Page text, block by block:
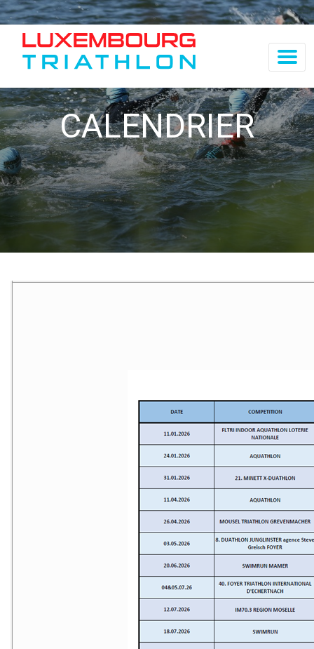
CALENDRIER